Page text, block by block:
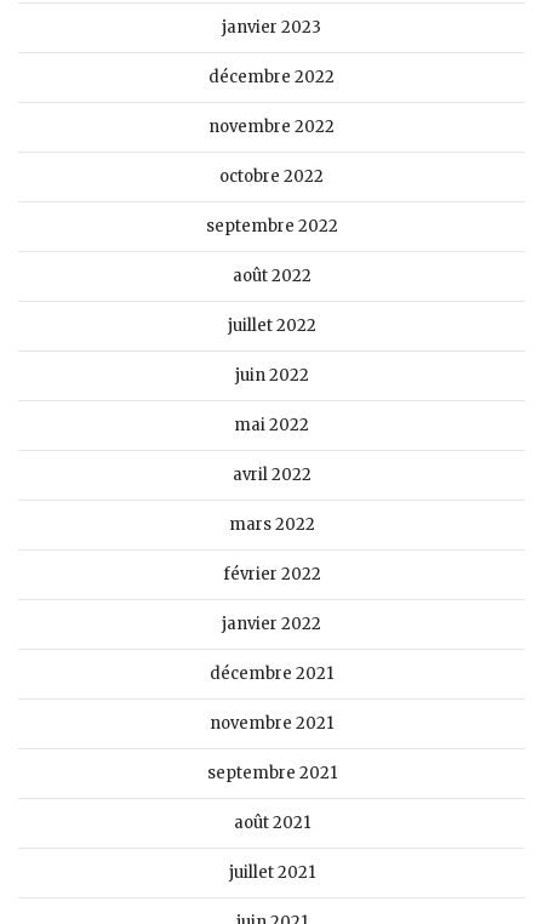
janvier 2023
décembre 2022
novembre 2022
octobre 2022
septembre 2022
août 2022
juillet 2022
juin 2022
mai 2022
avril 2022
mars 2022
février 2022
janvier 2022
décembre 2021
novembre 2021
septembre 2021
août 2021
juillet 2021